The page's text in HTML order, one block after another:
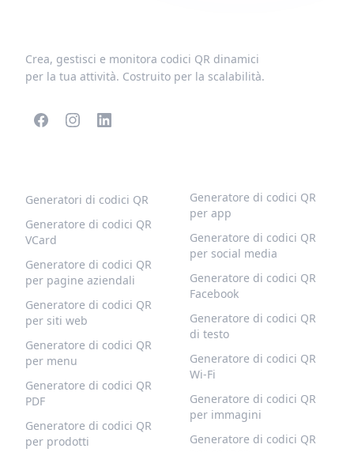
Crea, gestisci e monitora codici QR dinamici
per la tua attività. Costruito per la scalabilità.
Generatori di codici QR
Generatore di codici QR
VCard
Generatore di codici QR
per pagine aziendali
Generatore di codici QR
per siti web
Generatore di codici QR
per menu
Generatore di codici QR
PDF
Generatore di codici QR
per prodotti
Generatore di codici QR
per app
Generatore di codici QR
per social media
Generatore di codici QR
Facebook
Generatore di codici QR
di testo
Generatore di codici QR
Wi-Fi
Generatore di codici QR
per immagini
Generatore di codici QR